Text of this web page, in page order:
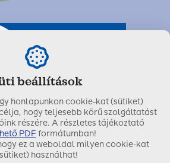
dátuma:2022. március 26.
beállítások
honlapunkon cookie-kat (sütiket)
hogy teljesebb körű szolgáltatást
részére. A részletes tájékoztató
PDF formátumban!
ez a weboldal milyen cookie-kat
használhat!